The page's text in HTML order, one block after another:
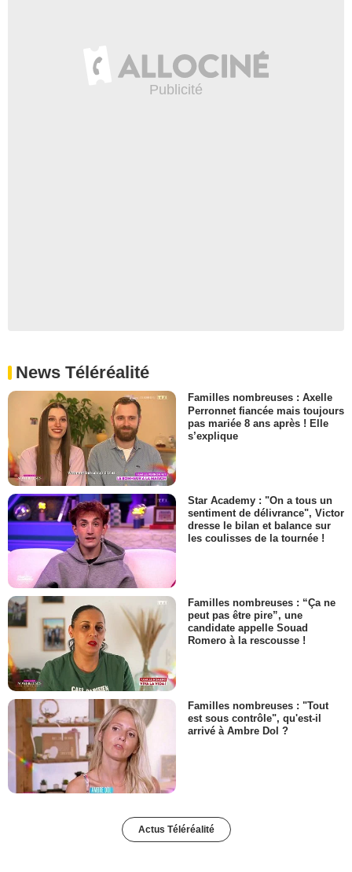
News Téléréalité
Familles nombreuses : Axelle
Perronnet fiancée mais toujours
pas mariée 8 ans après ! Elle
s’explique
Star Academy : "On a tous un
sentiment de délivrance", Victor
dresse le bilan et balance sur
les coulisses de la tournée !
Familles nombreuses : “Ça ne
peut pas être pire”, une
candidate appelle Souad
Romero à la rescousse !
Familles nombreuses : "Tout
est sous contrôle", qu'est-il
arrivé à Ambre Dol ?
Actus Téléréalité